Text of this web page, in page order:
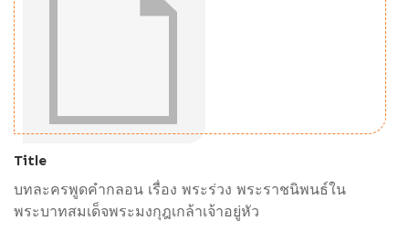
Title
บทละครพูดคำกลอน เรื่อง พระร่วง พระราชนิพนธ์ใน
พระบาทสมเด็จพระมงกุฎเกล้าเจ้าอยู่หัว